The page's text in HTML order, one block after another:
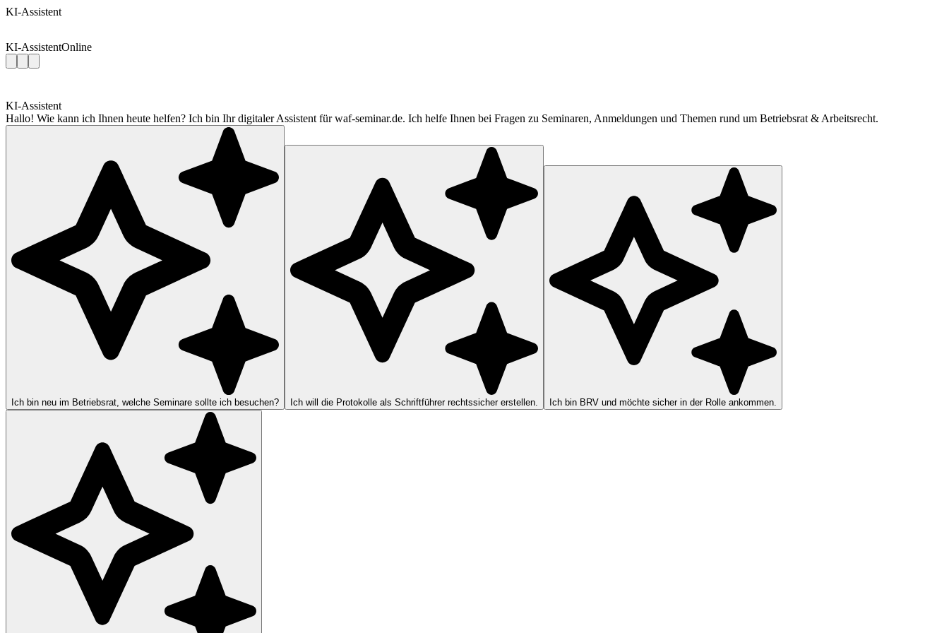
KI-Assistent
KI-AssistentOnline
KI-Assistent
Hallo! Wie kann ich Ihnen heute helfen? Ich bin Ihr digitaler Assistent für waf-seminar.de. Ich helfe Ihnen bei Fragen zu Seminaren, Anmeldungen und Themen rund um Betriebsrat & Arbeitsrecht.
Ich bin neu im Betriebsrat, welche Seminare sollte ich besuchen? Ich will die Protokolle als Schriftführer rechtssicher erstellen. Ich bin BRV und möchte sicher in der Rolle ankommen.